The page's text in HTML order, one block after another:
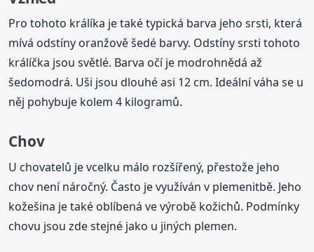
Pro tohoto králíka je také typická barva jeho srsti, která
mívá odstíny oranžově šedé barvy. Odstíny srsti tohoto
králíčka jsou světlé. Barva očí je modrohnědá až
šedomodrá. Uši jsou dlouhé asi 12 cm. Ideální váha se u
něj pohybuje kolem 4 kilogramů.
Chov
U chovatelů je vcelku málo rozšířený, přestože jeho
chov není náročný. Často je využíván v plemenitbě. Jeho
kožešina je také oblíbená ve výrobě kožichů. Podmínky
chovu jsou zde stejné jako u jiných plemen.